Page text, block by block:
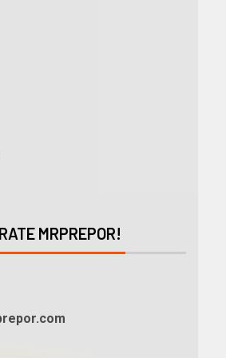
MRPREPOR!